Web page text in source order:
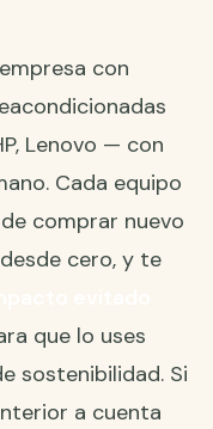
con
Lenovo — con
Cada equipo
comprar nuevo
cero, y te
que lo uses
sostenibilidad. Si
a cuenta